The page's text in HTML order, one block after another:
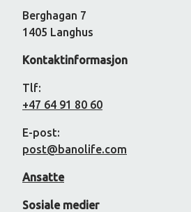
Berghagan 7
1405 Langhus
Kontaktinformasjon
Tlf:
+47 64 91 80 60
E-post:
post@banolife.com
Ansatte
Sosiale medier